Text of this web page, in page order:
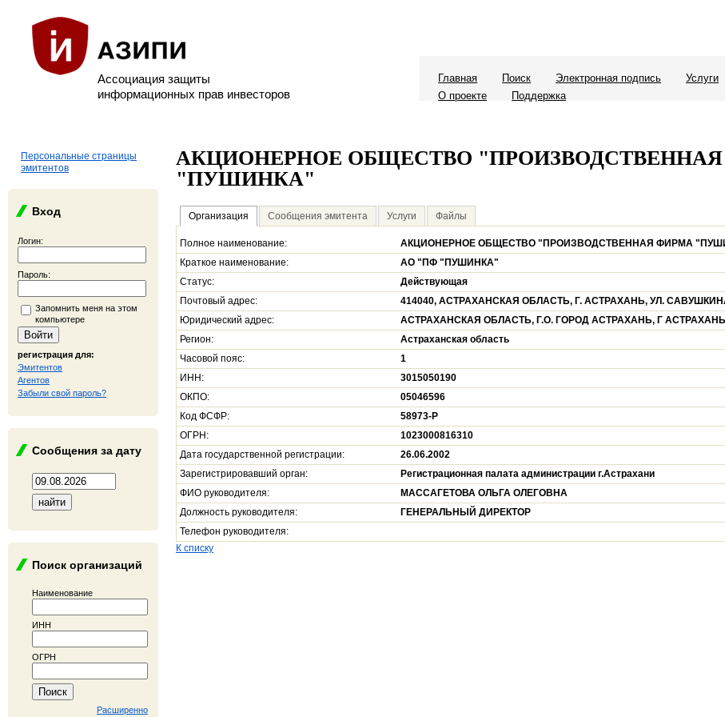
Ассоциация защиты
информационных прав инвесторов
Главная Поиск Электронная подпись Услуги
О проекте
Поддержка
Персональные страницы
эмитентов
Вход
Логин:
Пароль:
Запомнить меня на этом
компьютере
регистрация для:
Эмитентов
Агентов
Забыли свой пароль?
Сообщения за дату
Поиск организаций
Наименование
ИНН
ОГРН
Расширенно
АКЦИОНЕРНОЕ ОБЩЕСТВО
"ПУШИНКА"
Организация Сообщения эмитента Услуги Файлы
Полное наименование:
АКЦИОНЕРНОЕ ОБЩЕСТВО "ПРОИЗВОДСТВЕННАЯ ФИРМА
Краткое наименование:
АО "ПФ "ПУШИНКА"
Статус:
Действующая
Почтовый адрес:
414040, АСТРАХАНСКАЯ ОБЛАСТЬ, Г. АСТРАХАНЬ, УЛ.
Юридический адрес:
АСТРАХАНСКАЯ ОБЛАСТЬ, Г.О. ГОРОД АСТРАХАНЬ, Г АСТРАХАНЬ
Регион:
Астраханская область
Часовой пояс:
1
ИНН:
3015050190
ОКПО:
05046596
Код ФСФР:
58973-P
ОГРН:
1023000816310
Дата государственной регистрации:
26.06.2002
Зарегистрировавший орган:
Регистрационная палата администрации г.Астрахани
ФИО руководителя:
МАССАГЕТОВА ОЛЬГА ОЛЕГОВНА
Должность руководителя:
ГЕНЕРАЛЬНЫЙ ДИРЕКТОР
Телефон руководителя:
К списку